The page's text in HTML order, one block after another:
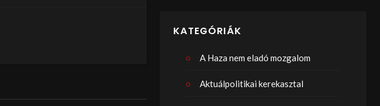
KATEGÓRIÁK
A Haza nem eladó mozgalom
Aktuálpolitikai kerekasztal